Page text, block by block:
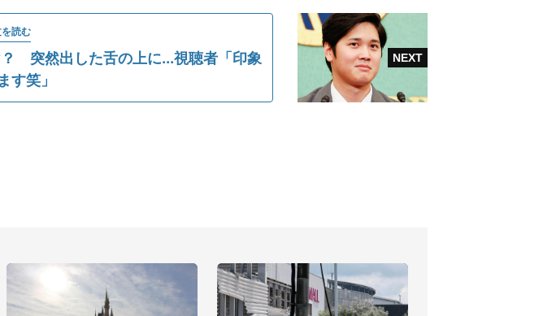
読む
突然出した舌の上に...視聴者「印象
す笑」